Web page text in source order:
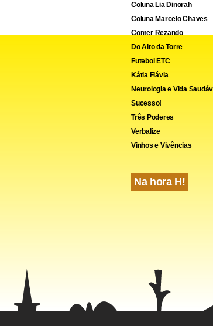
Coluna Lia Dinorah
Coluna Marcelo Chaves
Comer Rezando
Do Alto da Torre
Futebol ETC
Kátia Flávia
Neurologia e Vida
Sucesso!
Três Poderes
Verbalize
Vinhos e Vivências
Na hora H!